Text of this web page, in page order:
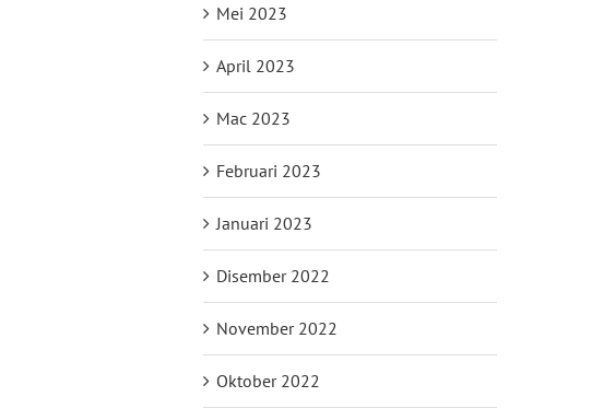
Mei 2023
April 2023
Mac 2023
Februari 2023
Januari 2023
Disember 2022
November 2022
Oktober 2022